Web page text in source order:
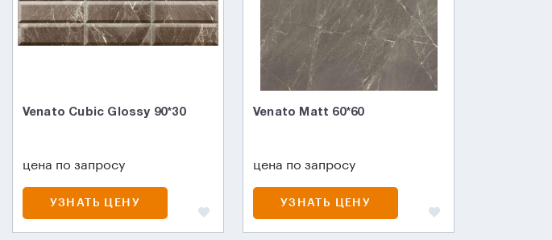
Venato Cubic Glossy 90*30
цена по запросу
УЗНАТЬ ЦЕНУ
Venato Matt 60*60
цена по запросу
УЗНАТЬ ЦЕНУ